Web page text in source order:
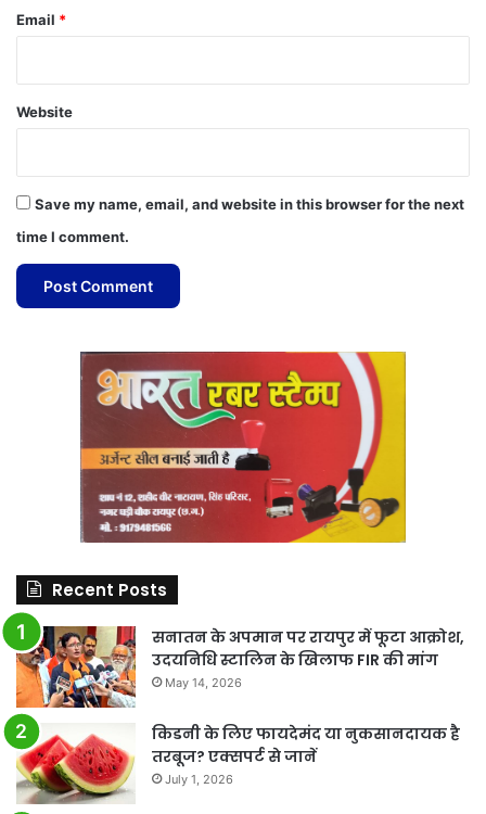
Email *
Website
Save my name, email, and website in this browser for the next
time I comment.
Recent Posts
सनातन के अपमान पर रायपुर में फूटा आक्रोश,
उदयनिधि स्टालिन के खिलाफ FIR की मांग
May 14, 2026
किडनी के लिए फायदेमंद या नुकसानदायक है
तरबूज? एक्सपर्ट से जानें
July 1, 2026